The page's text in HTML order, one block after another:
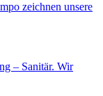
zeichnen unsere
– Sanitär. Wir